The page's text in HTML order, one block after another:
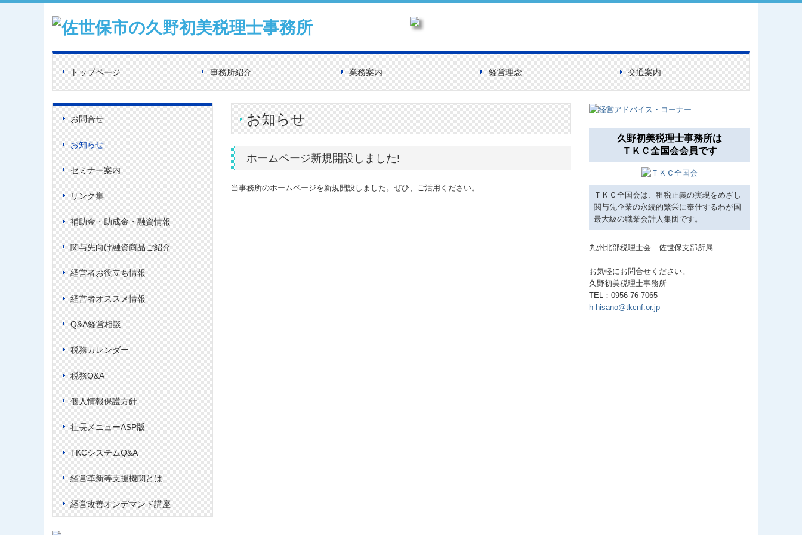
トップページ 事務所紹介 業務案内 経営理念 交通案内
お問合せ
お知らせ
セミナー案内
リンク集
補助金・助成金・融資情報
関与先向け融資商品ご紹介
経営者お役立ち情報
経営者オススメ情報
Q&A経営相談
税務カレンダー
税務Q&A
個人情報保護方針
社長メニューASP版
TKCシステムQ&A
経営革新等支援機関とは
経営改善オンデマンド講座
お知らせ
ホームページ新規開設しました!
当事務所のホームページを新規開設しました。ぜひ、ご活用ください。
久野初美税理士事務所は
ＴＫＣ全国会会員です
ＴＫＣ全国会は、租税正義の実現をめざし
関与先企業の永続的繁栄に奉仕するわが国
最大級の職業会計人集団です。
九州北部税理士会 佐世保支部所属
お気軽にお問合せください。
久野初美税理士事務所
TEL：0956-76-7065
h-hisano@tkcnf.or.jp